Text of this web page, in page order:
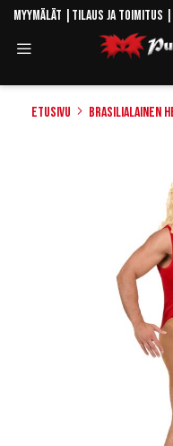
Myymälät Tilaus ja toimitus
Etusivu Brasilialainen